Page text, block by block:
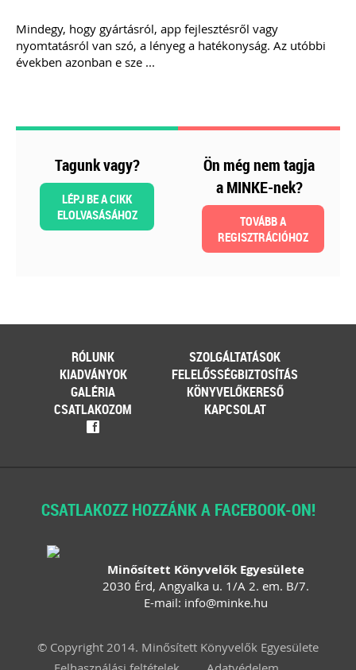
Szakmai sarok
vásárokon történő
részvételének
adózási kérdései
A vásárokon és a piacokon
kerülhetnek a különféle – gyakran
fókuszába azt az esetkört helyezzük,
amikor egy külföldi termelő,
gazdálkodó szeretné áruját belföldön
értékesíteni. Megvizsgáljuk, hogy
ehhez az érintett személynek milyen
Még több szakmai cikk »
Mindegy, hogy gyártásról, app fejlesztésről vagy
nyomtatásról van szó, a lényeg a hatékonyság. Az utóbbi
években azonban e sze ...
Tagunk vagy?
LÉPJ BE A CIKK
ELOLVASÁSÁHOZ
Ön még nem tagja
a MINKE-nek?
TOVÁBB A
REGISZTRÁCIÓHOZ
RÓLUNK
SZOLGÁLTATÁSOK
KIADVÁNYOK
FELELŐSSÉGBIZTOSÍTÁS
GALÉRIA
KÖNYVELŐKERESŐ
CSATLAKOZOM
KAPCSOLAT
f
CSATLAKOZZ HOZZÁNK A FACEBOOK-ON!
Minősített Könyvelők Egyesülete
2030 Érd, Angyalka u. 1/A 2. em. B/7.
E-mail: info@minke.hu
© Copyright 2014. Minősített Könyvelők Egyesülete